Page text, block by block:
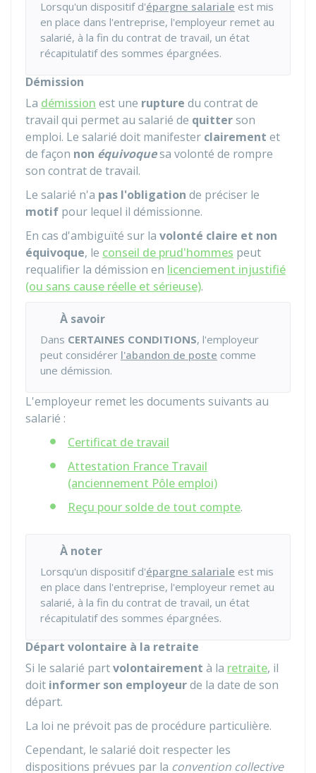
Lorsqu'un dispositif d'épargne salariale est mis
en place dans l'entreprise, l'employeur remet au
salarié, à la fin du contrat de travail, un état
récapitulatif des sommes épargnées.
Démission
La démission est une rupture du contrat de
travail qui permet au salarié de quitterson
emploi. Le salarié doit manifester clairement et
de façon non équivoquesa volonté de rompre
son contrat de travail.
Le salarié n'a pas l'obligation de préciser le
motif pour lequel il démissionne.
En cas d'ambiguïté sur la volonté claire et non
équivoque, le conseil de prud'hommes peut
requalifier la démission en licenciement injustifié
(ou sans cause réelle et sérieuse).
À savoir
Dans CERTAINES CONDITIONS, l'employeur
peut considérer l'abandon de poste comme
une démission.
L'employeur remet les documents suivants au
salarié :
Certificat de travail
Attestation France Travail
(anciennement Pôle emploi)
Reçu pour solde de tout compte.
À noter
Lorsqu'un dispositif d'épargne salariale est mis
en place dans l'entreprise, l'employeur remet au
salarié, à la fin du contrat de travail, un état
récapitulatif des sommes épargnées.
Départ volontaire à la retraite
Si le salarié partvolontairement à la retraite, il
doit informer son employeurde la date de son
départ.
La loi ne prévoit pas de procédure particulière.
Cependant, le salarié doit respecter les
dispositions prévues par la convention collective